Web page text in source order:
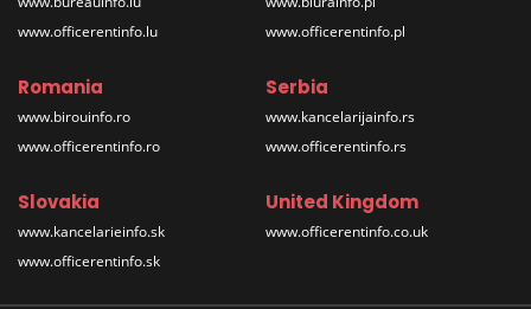
www.officerentinfo.lu
www.officerentinfo.pl
Romania
www.birouinfo.ro
www.officerentinfo.ro
Serbia
www.kancelarijainfo.rs
www.officerentinfo.rs
Slovakia
www.kancelarieinfo.sk
www.officerentinfo.sk
United Kingdom
www.officerentinfo.co.uk